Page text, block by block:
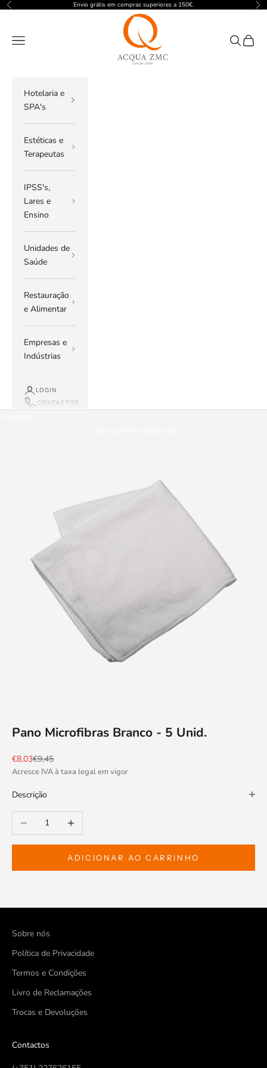
Pular para o conteúdo
Anterior Envio grátis em compras superiores a 150€.
ACQUA ZMC
Menu
Pesquisar
Hotelaria e
SPA's
Estéticas e
Terapeutas
IPSS's,
Lares e
Ensino
Unidades de
Saúde
Restauração
e Alimentar
Empresas e
Indústrias
LOGIN
CONTACTOS
Pano Microfibras Branco - 5 Unid.
Preço promocional
€8,03Preço normal
€9,45
Acresce IVA à taxa legal em vigor
Descrição
Diminuir a quantidadeAumentar a quantidade
ADICIONAR AO CARRINHO
Sobre nós
Política de Privacidade
Termos e Condições
Livro de Reclamações
Trocas e Devoluções
Contactos